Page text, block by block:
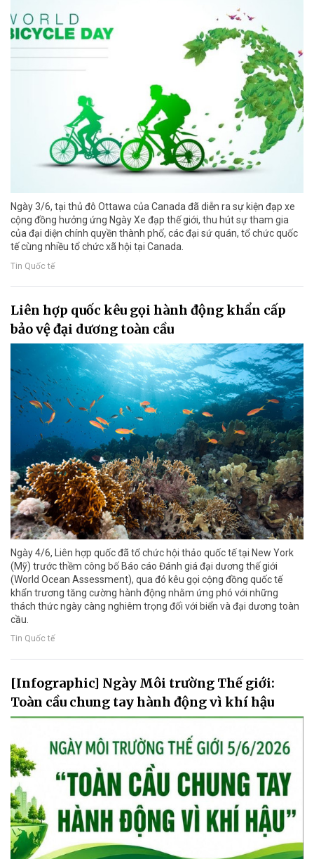
Ngày 3/6, tại thủ đô Ottawa của Canada đã diễn ra sự kiện đạp xe
cộng đồng hưởng ứng Ngày Xe đạp thế giới, thu hút sự tham gia
của đại diện chính quyền thành phố, các đại sứ quán, tổ chức quốc
tế cùng nhiều tổ chức xã hội tại Canada.
Tin Quốc tế
Liên hợp quốc kêu gọi hành động khẩn cấp
bảo vệ đại dương toàn cầu
Ngày 4/6, Liên hợp quốc đã tổ chức hội thảo quốc tế tại New York
(Mỹ) trước thềm công bố Báo cáo Đánh giá đại dương thế giới
(World Ocean Assessment), qua đó kêu gọi cộng đồng quốc tế
khẩn trương tăng cường hành động nhằm ứng phó với những
thách thức ngày càng nghiêm trọng đối với biển và đại dương toàn
cầu.
Tin Quốc tế
[Infographic] Ngày Môi trường Thế giới:
Toàn cầu chung tay hành động vì khí hậu